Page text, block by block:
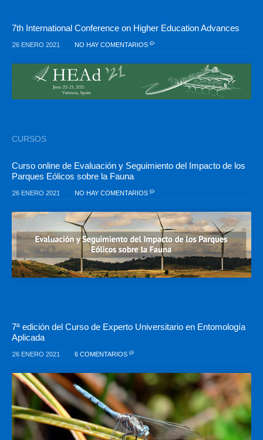
7th International Conference on Higher Education Advances
26 ENERO 2021 NO HAY COMENTARIOS
CURSOS
Curso online de Evaluación y Seguimiento del Impacto de los
Parques Eólicos sobre la Fauna
26 ENERO 2021 NO HAY COMENTARIOS
7ª edición del Curso de Experto Universitario en Entomología
Aplicada
26 ENERO 2021 6 COMENTARIOS